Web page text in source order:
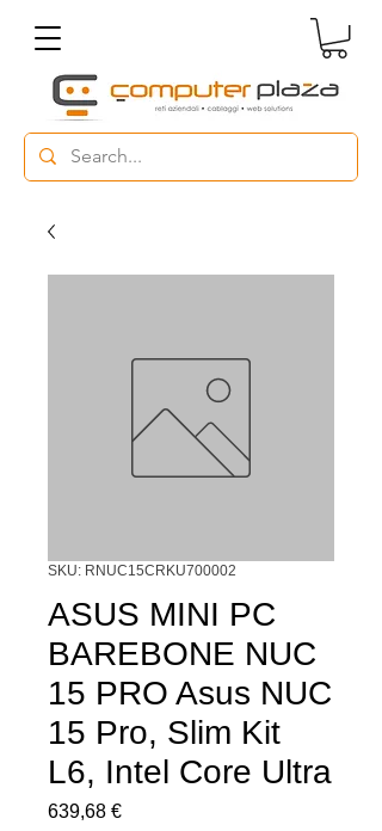
SKU: RNUC15CRKU700002
ASUS MINI PC
BAREBONE NUC
15 PRO Asus NUC
15 Pro, Slim Kit
L6, Intel Core Ultra
639,68 €Prezzo